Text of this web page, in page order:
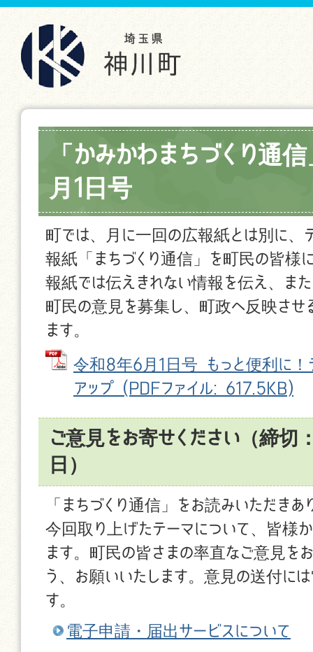
「かみかわまちづくり通
月1日号
町では、月に一回の広報紙とは別に、
報紙「まちづくり通信」を町民の皆様
報紙では伝えきれない情報を伝え、ま
町民の意見を募集し、町政へ反映させ
ます。
令和8年6月1日号 もっと便利に！
アップ (PDFファイル: 617.5KB)
ご意見をお寄せください（締
日）
「まちづくり通信」をお読みいただきあ
今回取り上げたテーマについて、皆様
ます。町民の皆さまの率直なご意見を
う、お願いいたします。意見の送付に
す。
電子申請・届出サービスについて